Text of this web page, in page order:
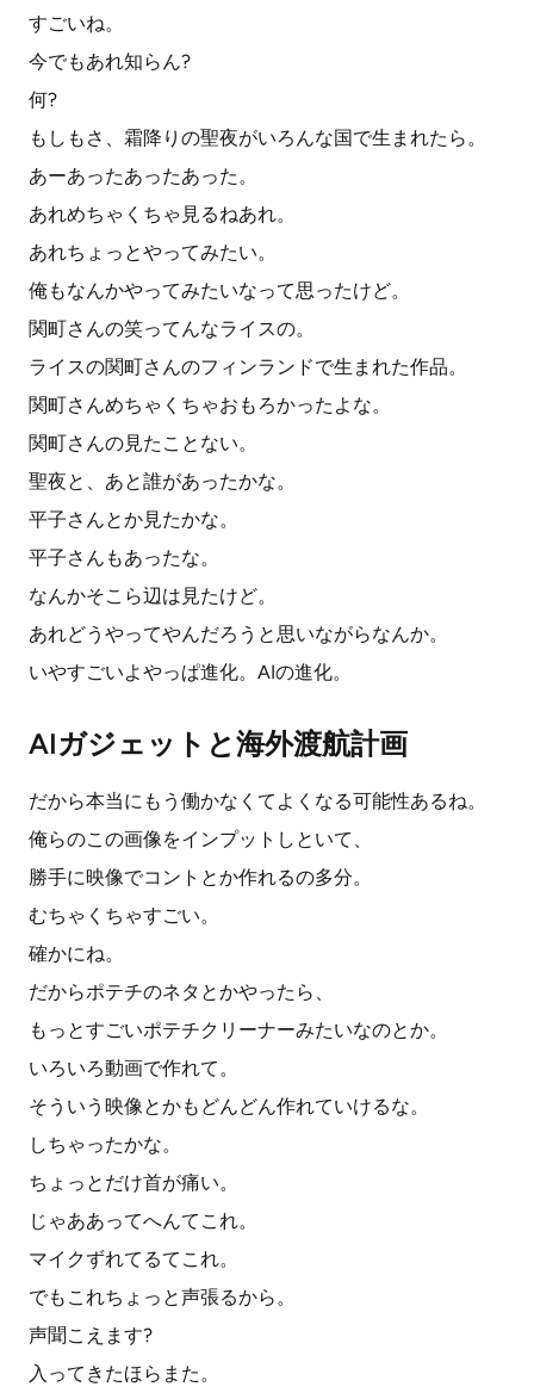
すごいね。
今でもあれ知らん?
何?
もしもさ、霜降りの聖夜がいろんな国で生まれたら。
あーあったあったあった。
あれめちゃくちゃ見るねあれ。
あれちょっとやってみたい。
俺もなんかやってみたいなって思ったけど。
関町さんの笑ってんなライスの。
ライスの関町さんのフィンランドで生まれた作品。
関町さんめちゃくちゃおもろかったよな。
関町さんの見たことない。
聖夜と、あと誰があったかな。
平子さんとか見たかな。
平子さんもあったな。
なんかそこら辺は見たけど。
あれどうやってやんだろうと思いながらなんか。
いやすごいよやっぱ進化。AIの進化。
AIガジェットと海外渡航計画
だから本当にもう働かなくてよくなる可能性あるね。
俺らのこの画像をインプットしといて、
勝手に映像でコントとか作れるの多分。
むちゃくちゃすごい。
確かにね。
だからポテチのネタとかやったら、
もっとすごいポテチクリーナーみたいなのとか。
いろいろ動画で作れて。
そういう映像とかもどんどん作れていけるな。
しちゃったかな。
ちょっとだけ首が痛い。
じゃああってへんてこれ。
マイクずれてるてこれ。
でもこれちょっと声張るから。
声聞こえます?
入ってきたほらまた。